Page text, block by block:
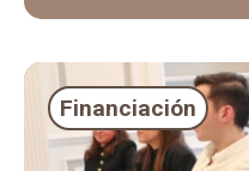
Financiación